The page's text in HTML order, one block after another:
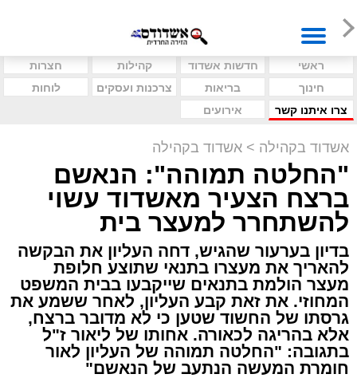
ראשי חדשות אשדוד קהילות
חצרות
חינוך
בריאות צרכנות ועסקים
לוחות
צרו איתנו קשר
אירועים
אשדוד בקהילה > אשדוד בקהילה
"החלטה תמוהה": הנאשם
ברצח הצעיר מאשדוד עשוי
להשתחרר למעצר בית
בדיון בערעור שהגיש, דחה העליון את הבקשה
להאריך את מעצרו בתנאי שתוצע חלופת
מעצר הולמת בתנאים שייקבעו בבית המשפט
המחוזי. את זאת קבע העליון, לאחר ששמע את
גרסתו של החשוד שטען כי לא מדובר ברצח,
אלא בהריגה לכאורה. אחותו של ליאור ז"ל
בתגובה: "החלטה תמוהה של העליון לאור
חומרת המעשה הנתעב של הנאשם"